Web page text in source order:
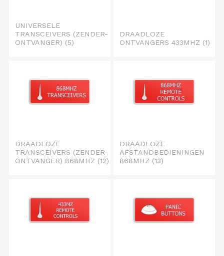
UNIVERSELE
TRANSCEIVERS (ZENDER-
ONTVANGER) (5)
DRAADLOZE
ONTVANGERS 433MHZ (1)
DRAADLOZE
TRANSCEIVERS (ZENDER-
ONTVANGER) 868MHZ (12)
DRAADLOZE
AFSTANDBEDIENINGEN
868MHZ (13)